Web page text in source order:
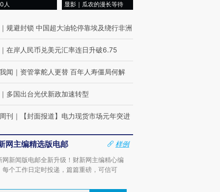
人
显影｜瓜农的漫长等待
｜ 规避封锁 中国超大油轮停靠埃及绕行非洲
｜ 在岸人民币兑美元汇率连日升破6.75
闻 ｜ 资管掌舵人更替 百年人寿僵局何解
｜ 多国出台光伏新政加速转型
刊 ｜ 【封面报道】电力现货市场元年突进
网主编精选版电邮
样例
网新闻版电邮全新升级！财新网主编精心编
每个工作日定时投递，篇篇重磅，可信可